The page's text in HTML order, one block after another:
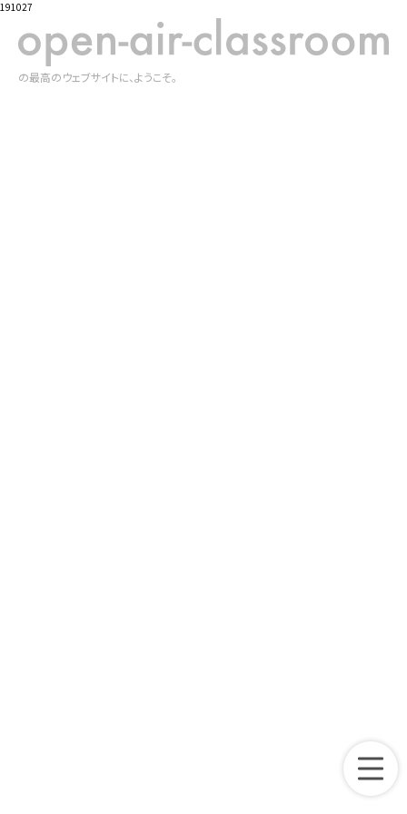
の最高のウェブサイトに、ようこそ。
191027